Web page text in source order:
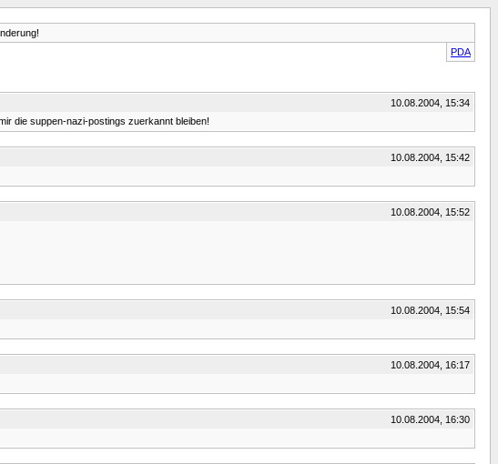
PDA
10.08.2004, 15:34
die suppen-nazi-postings zuerkannt bleiben!
10.08.2004, 15:42
10.08.2004, 15:52
10.08.2004, 15:54
10.08.2004, 16:17
10.08.2004, 16:30